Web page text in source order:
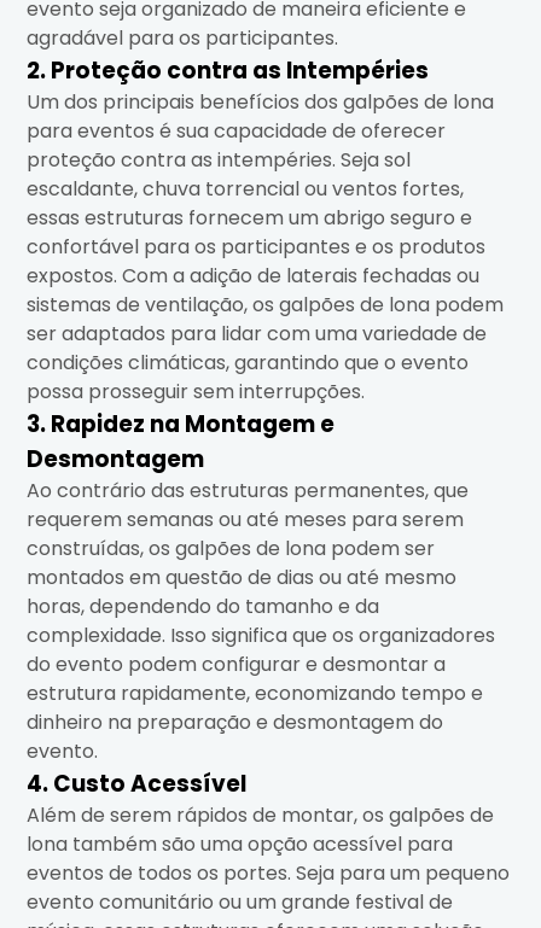
evento seja organizado de maneira eficiente e
agradável para os participantes.
2. Proteção contra as Intempéries
Um dos principais benefícios dos galpões de lona
para eventos é sua capacidade de oferecer
proteção contra as intempéries. Seja sol
escaldante, chuva torrencial ou ventos fortes,
essas estruturas fornecem um abrigo seguro e
confortável para os participantes e os produtos
expostos. Com a adição de laterais fechadas ou
sistemas de ventilação, os galpões de lona podem
ser adaptados para lidar com uma variedade de
condições climáticas, garantindo que o evento
possa prosseguir sem interrupções.
3. Rapidez na Montagem e
Desmontagem
Ao contrário das estruturas permanentes, que
requerem semanas ou até meses para serem
construídas, os galpões de lona podem ser
montados em questão de dias ou até mesmo
horas, dependendo do tamanho e da
complexidade. Isso significa que os organizadores
do evento podem configurar e desmontar a
estrutura rapidamente, economizando tempo e
dinheiro na preparação e desmontagem do
evento.
4. Custo Acessível
Além de serem rápidos de montar, os galpões de
lona também são uma opção acessível para
eventos de todos os portes. Seja para um pequeno
evento comunitário ou um grande festival de